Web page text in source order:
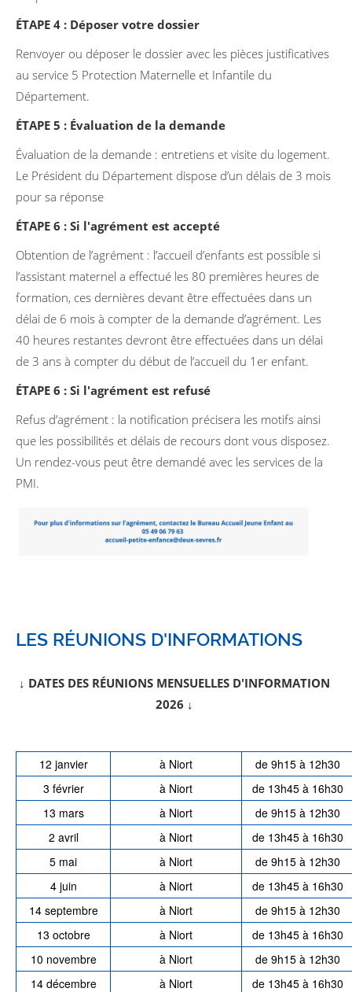
ÉTAPE 4 : Déposer votre dossier
Renvoyer ou déposer le dossier avec les pièces justificatives
au service 5 Protection Maternelle et Infantile du
Département.
ÉTAPE 5 : Évaluation de la demande
Évaluation de la demande : entretiens et visite du logement.
Le Président du Département dispose d’un délais de 3 mois
pour sa réponse
ÉTAPE 6 : Si l'agrément est accepté
Obtention de l’agrément : l’accueil d’enfants est possible si
l’assistant maternel a effectué les 80 premières heures de
formation, ces dernières devant être effectuées dans un
délai de 6 mois à compter de la demande d’agrément. Les
40 heures restantes devront être effectuées dans un délai
de 3 ans à compter du début de l’accueil du 1er enfant.
ÉTAPE 6 : Si l'agrément est refusé
Refus d’agrément : la notification précisera les motifs ainsi
que les possibilités et délais de recours dont vous disposez.
Un rendez-vous peut être demandé avec les services de la
PMI.
LES RÉUNIONS D'INFORMATIONS
↓ DATES DES RÉUNIONS MENSUELLES D'INFORMATION
2026 ↓
12 janvier à Niort
de 9h15 à 12h30
3 février
à Niort
de 13h45 à 16h30
13 mars
à Niort
de 9h15 à 12h30
2 avril
à Niort
de 13h45 à 16h30
5 mai
à Niort
de 9h15 à 12h30
4 juin
à Niort
de 13h45 à 16h30
14 septembre
à Niort
de 9h15 à 12h30
13 octobre
à Niort
de 13h45 à 16h30
10 novembre
à Niort
de 9h15 à 12h30
14 décembre
à Niort de 13h45 à 16h30